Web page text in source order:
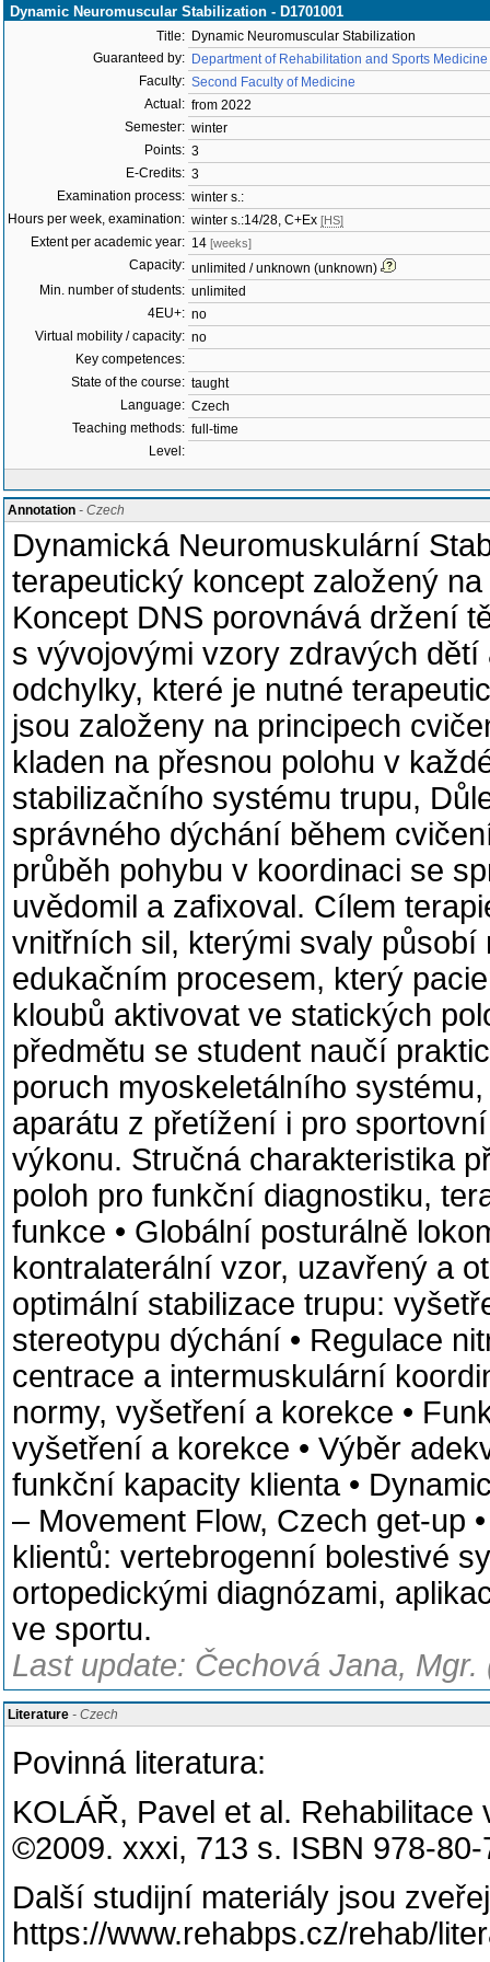
Dynamic Neuromuscular Stabilization - D1701001
Title: Dynamic Neuromuscular Stabilization
Guaranteed by: Department of Rehabilitation and Sports
Faculty: Second Faculty of Medicine
Actual: from 2022
Semester: winter
Points: 3
E-Credits: 3
Examination process: winter s.:
Hours per week, examination: winter s.:14/28, C+Ex [HS]
Extent per academic year: 14 [weeks]
Capacity: unlimited / unknown (unknown)
Min. number of students: unlimited
4EU+: no
Virtual mobility / capacity: no
Key competences:
State of the course: taught
Language: Czech
Teaching methods: full-time
Level:
Annotation - Czech
Dynamická Neuromuskulární
terapeutický koncept založený
Koncept DNS porovnává držení
s vývojovými vzory zdravých
odchylky, které je nutné
jsou založeny na principech
kladen na přesnou polohu v
stabilizačního systému trupu,
správného dýchání během
průběh pohybu v koordinaci se
uvědomil a zafixoval. Cílem
vnitřních sil, kterými svaly působí
edukačním procesem, který
kloubů aktivovat ve statických
předmětu se student naučí
poruch myoskeletálního
aparátu z přetížení i pro
výkonu. Stručná charakteristika
poloh pro funkční diagnostiku,
funkce • Globální posturálně
kontralaterální vzor, uzavřený a
optimální stabilizace trupu:
stereotypu dýchání • Regulace
centrace a intermuskulární
normy, vyšetření a korekce •
vyšetření a korekce • Výběr
funkční kapacity klienta •
– Movement Flow, Czech get-up
klientů: vertebrogenní bolestivé
ortopedickými diagnózami,
ve sportu.
Last update: Čechová Jana, Mgr.
Literature - Czech
Povinná literatura:
KOLÁŘ, Pavel et al.
©2009. xxxi, 713 s. ISBN 978-
Další studijní materiály jsou
https://www.rehabps.cz/rehab/